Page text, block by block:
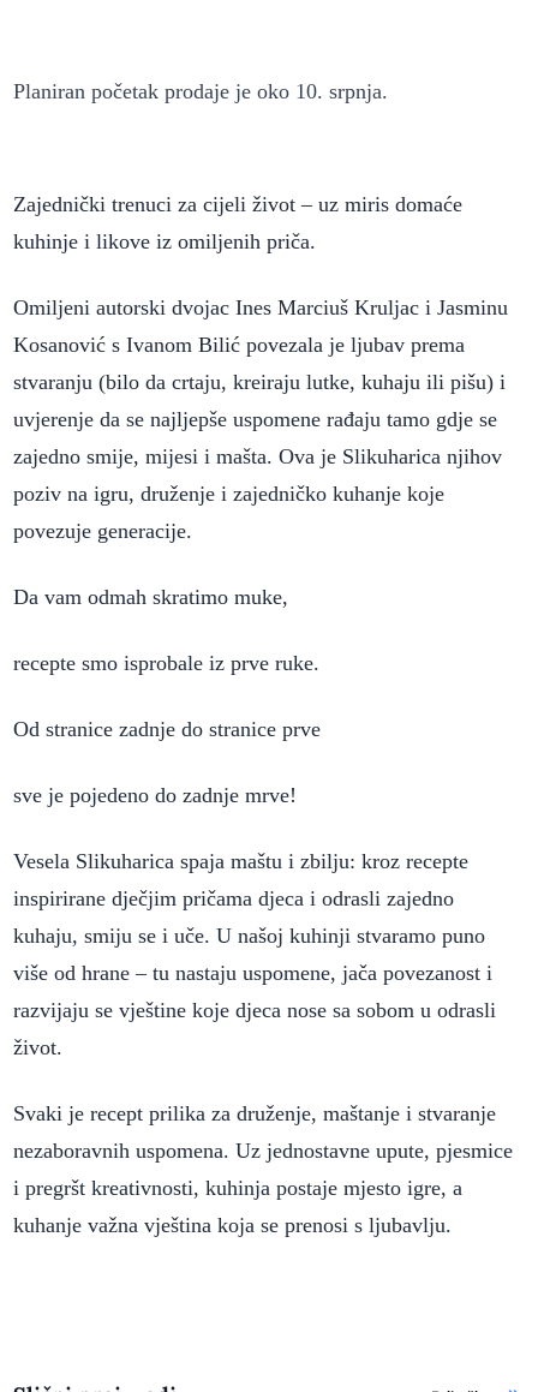
Planiran početak prodaje je oko 10. srpnja.
Zajednički trenuci za cijeli život – uz miris domaće
kuhinje i likove iz omiljenih priča.
Omiljeni autorski dvojac Ines Marciuš Kruljac i Jasminu
Kosanović s Ivanom Bilić povezala je ljubav prema
stvaranju (bilo da crtaju, kreiraju lutke, kuhaju ili pišu) i
uvjerenje da se najljepše uspomene rađaju tamo gdje se
zajedno smije, mijesi i mašta. Ova je Slikuharica njihov
poziv na igru, druženje i zajedničko kuhanje koje
povezuje generacije.
Da vam odmah skratimo muke,
recepte smo isprobale iz prve ruke.
Od stranice zadnje do stranice prve
sve je pojedeno do zadnje mrve!
Vesela Slikuharica spaja maštu i zbilju: kroz recepte
inspirirane dječjim pričama djeca i odrasli zajedno
kuhaju, smiju se i uče. U našoj kuhinji stvaramo puno
više od hrane – tu nastaju uspomene, jača povezanost i
razvijaju se vještine koje djeca nose sa sobom u odrasli
život.
Svaki je recept prilika za druženje, maštanje i stvaranje
nezaboravnih uspomena. Uz jednostavne upute, pjesmice
i pregršt kreativnosti, kuhinja postaje mjesto igre, a
kuhanje važna vještina koja se prenosi s ljubavlju.